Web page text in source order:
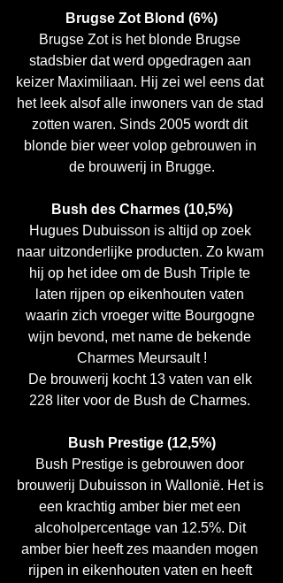
Brugse Zot Blond (6%)
Brugse Zot is het blonde Brugse
stadsbier dat werd opgedragen aan
keizer Maximiliaan. Hij zei wel eens dat
het leek alsof alle inwoners van de stad
zotten waren. Sinds 2005 wordt dit
blonde bier weer volop gebrouwen in
de brouwerij in Brugge.
Bush des Charmes (10,5%)
Hugues Dubuisson is altijd op zoek
naar uitzonderlijke producten. Zo kwam
hij op het idee om de Bush Triple te
laten rijpen op eikenhouten vaten
waarin zich vroeger witte Bourgogne
wijn bevond, met name de bekende
Charmes Meursault !
De brouwerij kocht 13 vaten van elk
228 liter voor de Bush de Charmes.
Bush Prestige (12,5%)
Bush Prestige is gebrouwen door
brouwerij Dubuisson in Wallonië. Het is
een krachtig amber bier met een
alcoholpercentage van 12.5%. Dit
amber bier heeft zes maanden mogen
rijpen in eikenhouten vaten en heeft